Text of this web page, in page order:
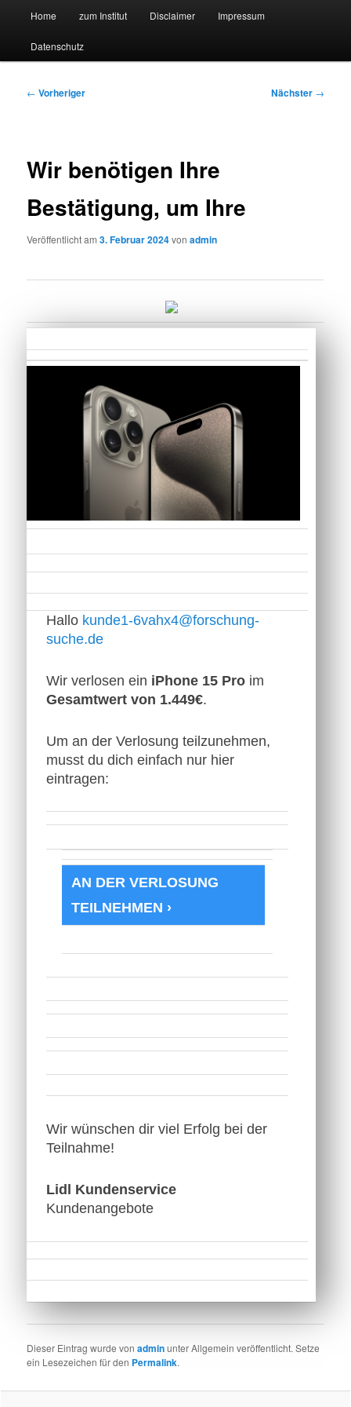
Suchmaschine Forschung und
Technologie
Zum
primären
Zum
sekundären
Home zum Institut Disclaimer Impressum
Datenschutz
Beitragsnavigation
← Vorheriger Nächster →
Wir benötigen Ihre
Bestätigung, um Ihre
Veröffentlicht am3. Februar 2024vonadmin
Hallo kunde1-6vahx4@forschung-
suche.de
Wir verlosen ein iPhone 15 Pro im
Gesamtwert von 1.449€.
Um an der Verlosung teilzunehmen,
musst du dich einfach nur hier
eintragen:
AN DER VERLOSUNG
TEILNEHMEN ›
Wir wünschen dir viel Erfolg bei der
Teilnahme!
Lidl Kundenservice
Kundenangebote
Dieser Eintrag wurde vonadminunter Allgemein veröffentlicht. Setze
ein Lesezeichen für den Permalink.